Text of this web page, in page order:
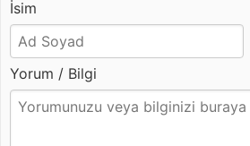
İsim
Yorum / Bilgi